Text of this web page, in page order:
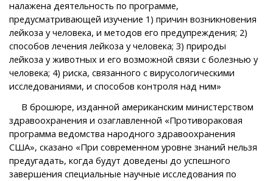
налажена деятельность по программе,
предусматривающей изучение 1) причин возникновения
лейкоза у человека, и методов его предупреждения; 2)
способов лечения лейкоза у человека; 3) природы
лейкоза у животных и его возможной связи с болезнью у
человека; 4) риска, связанного с вирусологическими
исследованиями, и способов контроля над ним»
В брошюре, изданной американским министерством
здравоохранения и озаглавленной «Противораковая
программа ведомства народного здравоохранения
США», сказано «При современном уровне знаний нельзя
предугадать, когда будут доведены до успешного
завершения специальные научные исследования по